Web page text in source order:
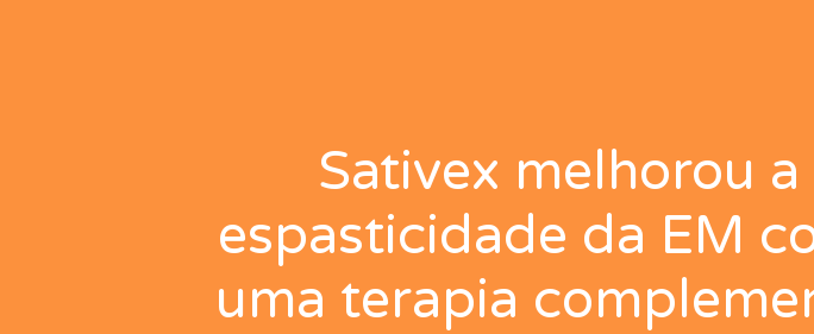
Sativex melhorou a
espasticidade da EM
uma terapia